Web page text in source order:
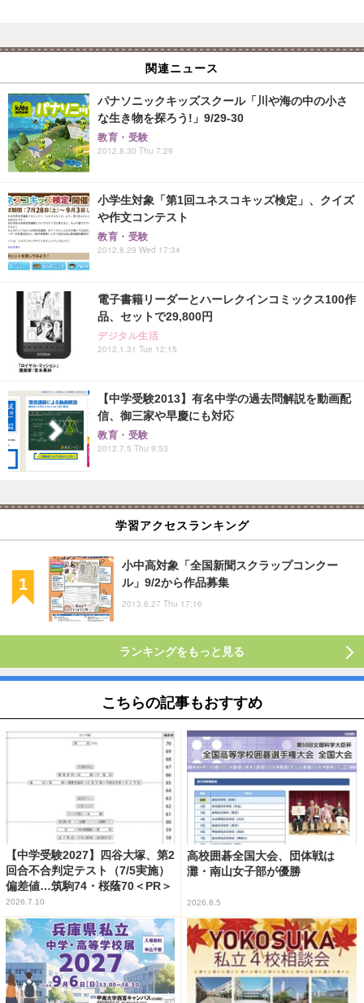
関連ニュース
パナソニックキッズスクール「川や海の中の小さ
な生き物を探ろう!」9/29-30
教育・受験
2012.8.30 Thu 7:29
小学生対象「第1回ユネスコキッズ検定」、クイズ
や作文コンテスト
教育・受験
2012.8.29 Wed 17:34
電子書籍リーダーとハーレクインコミックス100作
品、セットで29,800円
デジタル生活
2012.1.31 Tue 12:15
【中学受験2013】有名中学の過去問解説を動画配
信、御三家や早慶にも対応
教育・受験
2012.7.5 Thu 9:53
学習アクセスランキング
小中高対象「全国新聞スクラップコンクー
ル」9/2から作品募集
2013.6.27 Thu 17:16
ランキングをもっと見る
こちらの記事もおすすめ
【中学受験2027】四谷大塚、第2
回合不合判定テスト（7/5実施）
偏差値…筑駒74・桜蔭70＜PR＞
2026.7.10
高校囲碁全国大会、団体戦は
灘・南山女子部が優勝
2026.8.5